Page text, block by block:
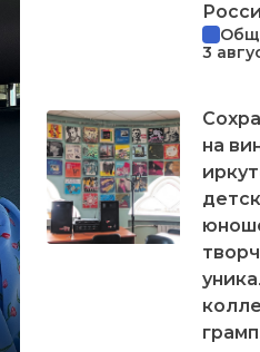
3
на